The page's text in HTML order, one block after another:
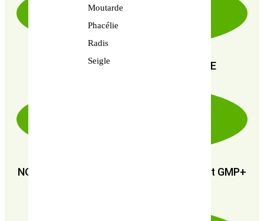
Moutarde
Phacélie
Radis
Seigle
PAIEMENT SÉCURISÉ 100% FIABLE
NOUS SOMMES CERTIFIÉS : GMP+ FSA et GMP+